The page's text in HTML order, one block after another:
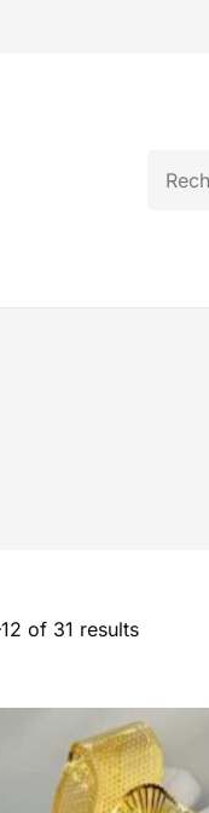
of 31 results